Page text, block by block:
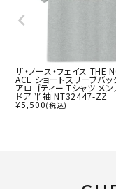
ザ・ノース・フェイス THE
ACE ショートスリーブバッ
アロゴティー Tシャツ メン
ドア 半袖 NT32447-ZZ
¥5,500(税込)